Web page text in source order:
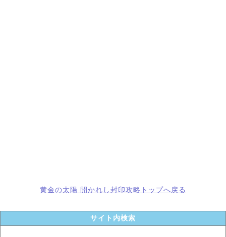
黄金の太陽 開かれし封印攻略トップへ戻る
サイト内検索